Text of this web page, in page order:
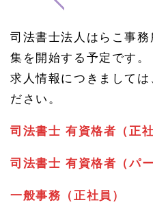
者
一
般
事
務
タ
ッ
人
集
司法書士法人はらこ事
集を開始する予定です。
求人情報につきましては
ださい。
司法書士 有資格者（正社
司法書士 有資格者（パ
一般事務（正社員）